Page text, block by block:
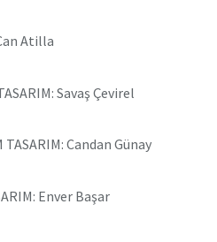
Atilla
Savaş Çevirel
TASARIM: Candan Günay
Enver Başar